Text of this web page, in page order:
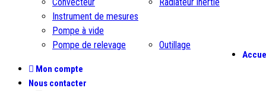
Instrument de mesures
Pompe à vide
Pompe de relevage
Outillage
Mon compte
Nous contacter